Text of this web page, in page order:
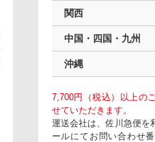
関西
中国・四国・九州
沖縄
7,700円（税込）以上の
せていただきます。
運送会社は、佐川急便を
ールにてお問い合わせ